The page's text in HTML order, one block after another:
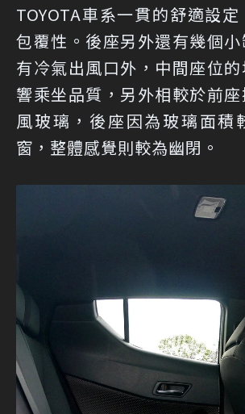
TOYOTA車系一貫的舒適設
包覆性。後座另外還有幾個
有冷氣出風口外，中間座位
響乘坐品質，另外相較於前
風玻璃，後座因為玻璃面積
窗，整體感覺則較為幽閉。